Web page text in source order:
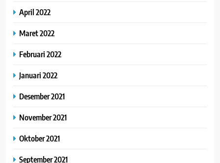
April 2022
Maret 2022
Februari 2022
Januari 2022
Desember 2021
November 2021
Oktober 2021
September 2021